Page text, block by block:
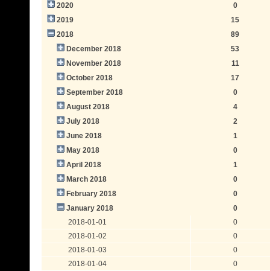
2020
0
2019
15
2018
89
December 2018
53
November 2018
11
October 2018
17
September 2018
0
August 2018
4
July 2018
2
June 2018
1
May 2018
0
April 2018
1
March 2018
0
February 2018
0
January 2018
0
2018-01-01
0
2018-01-02
0
2018-01-03
0
2018-01-04
0